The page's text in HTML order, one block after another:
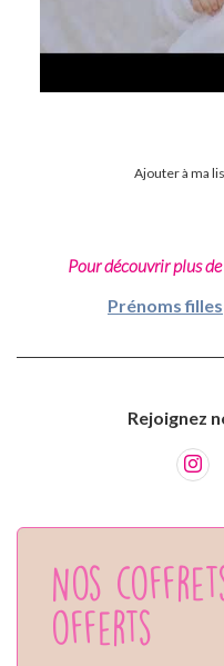
Ajouter à ma
Pour découvrir plus
Prénoms filles
Rejoignez
Nos
offerts